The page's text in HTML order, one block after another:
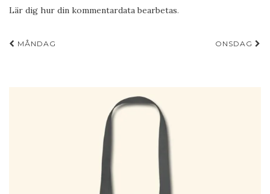
Lär dig hur din kommentardata bearbetas.
MÅNDAG ONSDAG